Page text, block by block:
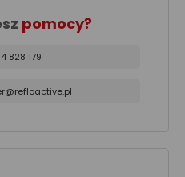
pomocy?
828 179